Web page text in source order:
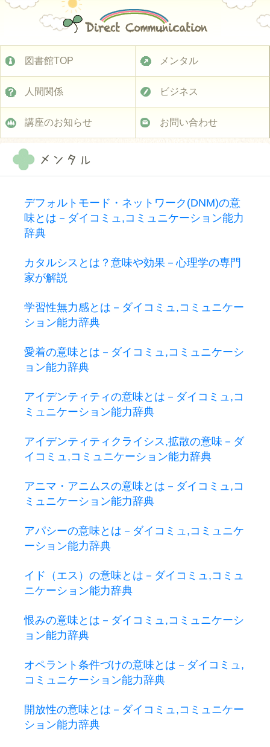
図書館TOP メンタル
人間関係 ビジネス
講座のお知らせ お問い合わせ
メンタル
デフォルトモード・ネットワーク(DNM)の意
味とは－ダイコミュ,コミュニケーション能力
辞典
カタルシスとは？意味や効果－心理学の専門
家が解説
学習性無力感とは－ダイコミュ,コミュニケー
ション能力辞典
愛着の意味とは－ダイコミュ,コミュニケーシ
ョン能力辞典
アイデンティティの意味とは－ダイコミュ,コ
ミュニケーション能力辞典
アイデンティティクライシス,拡散の意味－ダ
イコミュ,コミュニケーション能力辞典
アニマ・アニムスの意味とは－ダイコミュ,コ
ミュニケーション能力辞典
アパシーの意味とは－ダイコミュ,コミュニケ
ーション能力辞典
イド（エス）の意味とは－ダイコミュ,コミュ
ニケーション能力辞典
恨みの意味とは－ダイコミュ,コミュニケーシ
ョン能力辞典
オペラント条件づけの意味とは－ダイコミュ,
コミュニケーション能力辞典
開放性の意味とは－ダイコミュ,コミュニケー
ション能力辞典